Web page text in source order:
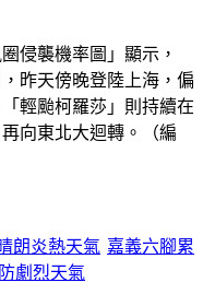
侵襲機率圖」顯示，
昨天傍晚登陸上海，偏
輕颱柯羅莎」則持續在
向東北大迴轉。（編
朗炎熱天氣 嘉義六腳累
劇烈天氣